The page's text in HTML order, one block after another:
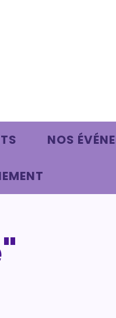
NOS